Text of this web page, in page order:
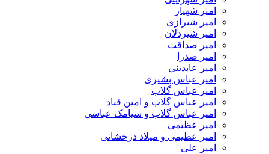
امیر شهیار
امیر شیرازی
امیر شیردلان
امیر صداقت
امیر صدرا
امیر عابدینی
امیر عباس بشیری
امیر عباس گلاب
امیر عباس گلاب و امین قباد
امیر عباس گلاب و سیامک عباسی
امیر عظیمی
امیر عظیمی و میلاد درخشانی
امیر علی